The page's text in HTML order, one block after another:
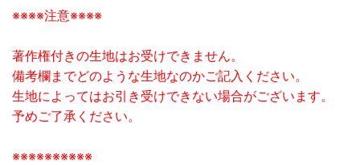
※※※※注意※※※※
著作権付きの生地はお受けできません。
備考欄までどのような生地なのかご記入ください。
生地によってはお引き受けできない場合がございます。
予めご了承ください。
※※※※※※※※※※